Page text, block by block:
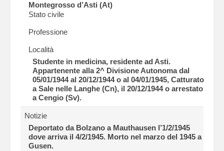
Montegrosso d’Asti (At)
Stato civile
Professione
Località
Studente in medicina, residente ad Asti.
Appartenente alla 2^ Divisione Autonoma dal
05/01/1944 al 20/12/1944 o al 04/01/1945, Catturato
a Sale nelle Langhe (Cn), il 20/12/1944 o arrestato
a Cengio (Sv).
Notizie
Deportato da Bolzano a Mauthausen l’1/2/1945
dove arriva il 4/2/1945. Morto nel marzo del 1945 a
Gusen.